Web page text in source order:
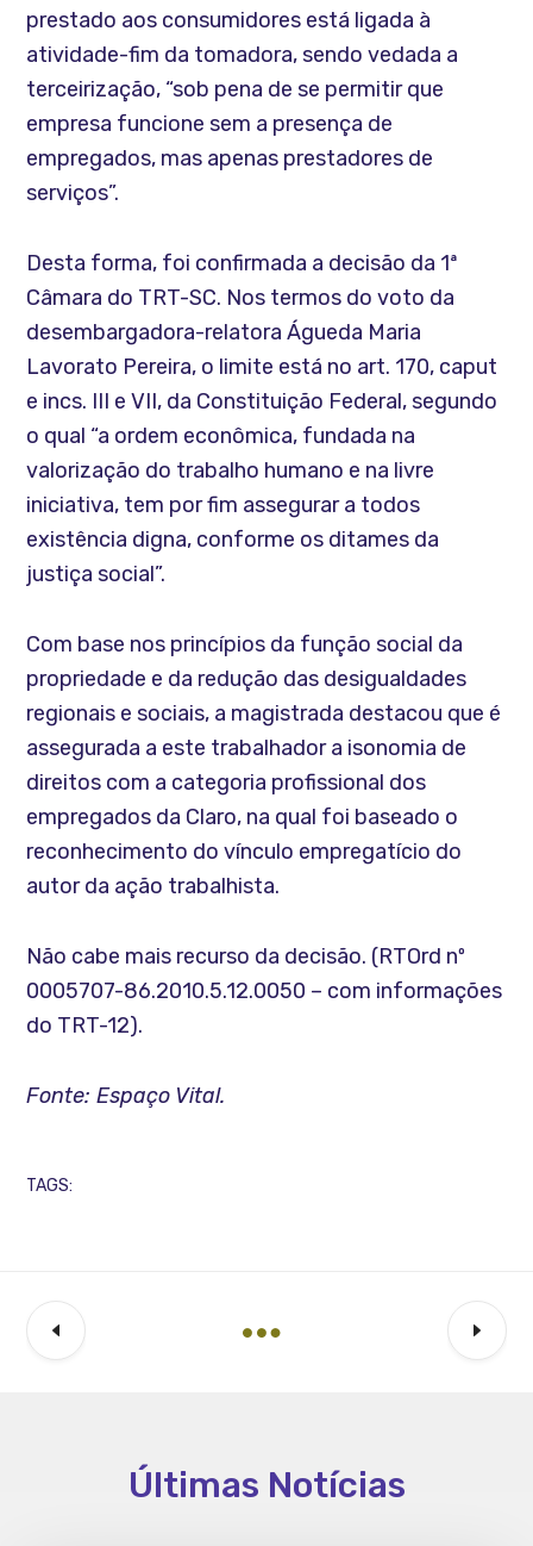
prestado aos consumidores está ligada à
atividade-fim da tomadora, sendo vedada a
terceirização, “sob pena de se permitir que
empresa funcione sem a presença de
empregados, mas apenas prestadores de
serviços”.
Desta forma, foi confirmada a decisão da 1ª
Câmara do TRT-SC. Nos termos do voto da
desembargadora-relatora Águeda Maria
Lavorato Pereira, o limite está no art. 170, caput
e incs. III e VII, da Constituição Federal, segundo
o qual “a ordem econômica, fundada na
valorização do trabalho humano e na livre
iniciativa, tem por fim assegurar a todos
existência digna, conforme os ditames da
justiça social”.
Com base nos princípios da função social da
propriedade e da redução das desigualdades
regionais e sociais, a magistrada destacou que é
assegurada a este trabalhador a isonomia de
direitos com a categoria profissional dos
empregados da Claro, na qual foi baseado o
reconhecimento do vínculo empregatício do
autor da ação trabalhista.
Não cabe mais recurso da decisão. (RTOrd nº
0005707-86.2010.5.12.0050 – com informações
do TRT-12).
Fonte: Espaço Vital.
TAGS:
Últimas Notícias